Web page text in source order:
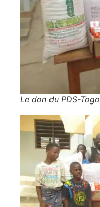
Le don du PDS-Togo